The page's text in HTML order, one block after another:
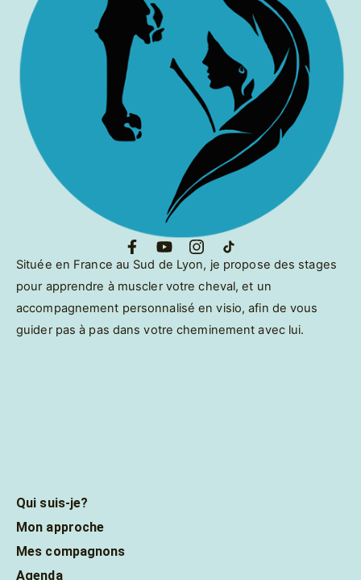
Située en France au Sud de Lyon, je propose des stages
pour apprendre à muscler votre cheval, et un
accompagnement personnalisé en visio, afin de vous
guider pas à pas dans votre cheminement avec lui.
Qui suis-je?
Mon approche
Mes compagnons
Agenda